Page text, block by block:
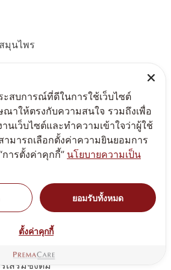
มุนไพร
าพ - Wellness Being
ม น้ำหนัก
ฮอล์
นแคร์
ำอาง
อาง
เสริมชงดื่ม
ะสบการณ์ที่ดีในการใช้เว็บไซต์
าให้ตรงกับความสนใจ รวมถึงเพื่อ
านเว็บไซต์และทำความเข้าใจว่าผู้ใช้
มารถเลือกตั้งค่าความยินยอมการ
ารตั้งค่าคุกกี้” นโยบายความเป็น
ยอมรับทั้งหมด
ตั้งค่าคุกกี้